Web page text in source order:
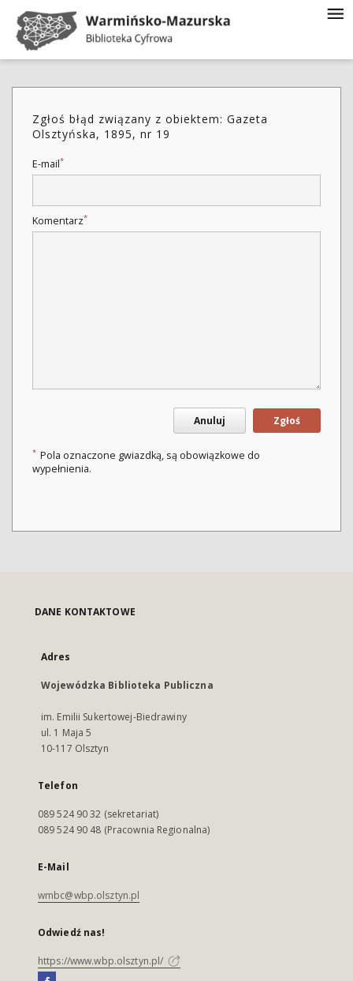
Zgłoś błąd związany z obiektem: Gazeta
Olsztyńska, 1895, nr 19
E-mail*
Komentarz*
Anuluj Zgłoś
* Pola oznaczone gwiazdką, są obowiązkowe do
wypełnienia.
DANE KONTAKTOWE
Adres
Wojewódzka Biblioteka Publiczna
im. Emilii Sukertowej-Biedrawiny
ul. 1 Maja 5
10-117 Olsztyn
Telefon
089 524 90 32 (sekretariat)
089 524 90 48 (Pracownia Regionalna)
E-Mail
wmbc@wbp.olsztyn.pl
Odwiedź nas!
https://www.wbp.olsztyn.pl/